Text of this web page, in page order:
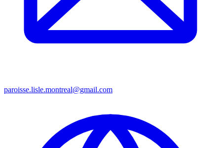
paroisse.lisle.montreal@gmail.com